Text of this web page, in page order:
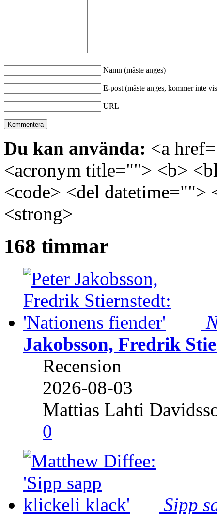
Namn (måste anges)
E-post (måste anges, kommer inte
URL
Du kan använda: <a
<acronym title=""> <b>
<code> <del
<strong>
168 timmar
Jakobsson, Fredrik
Recension
2026-08-03
Mattias Lahti
0
Sipp